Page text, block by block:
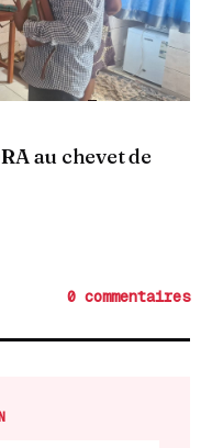
au chevet de
0 commentaires